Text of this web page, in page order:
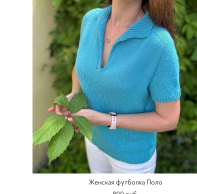
Женская футболка Поло